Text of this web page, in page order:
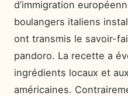
d’immigration
boulangers italiens
ont transmis le savoir-
pandoro. La recette a
ingrédients locaux et
américaines.